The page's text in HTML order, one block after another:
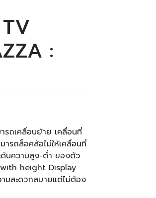
:
รถเคลื่อนย้าย เคลื่อนที่
รถล็อคล้อไม่ให้เคลื่อนที่
ดับความสูง-ต่ำ ของตัว
height Display
มสะดวกสบายแต่ไม่ต้อง